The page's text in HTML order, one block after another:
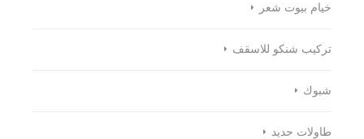
خيام بيوت شعر
تركيب شنكو للاسقف
شبوك
طاولات حديد